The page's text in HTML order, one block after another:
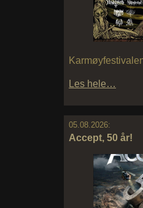
Les hele…
05.08.2026:
Accept, 50 år!